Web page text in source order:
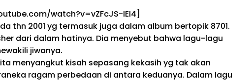
watch?v=vZFcJS-IEl4]
thn 2001 yg termasuk juga dalam album bertopik 8701.
dari dalam hatinya. Dia menyebut bahwa lagu-lagu
jiwanya.
menyangkut kisah sepasang kekasih yg tak akan
ragam perbedaan di antara keduanya. Dalam lagu